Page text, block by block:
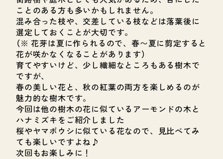
ことのある方も多いかもしれません。
混み合った枝や、交差している枝などは落葉後に
選定しておくことが大切です。
（※ 花芽は夏に作られるので、春〜夏に剪定すると
花が咲かなくなることがあります）
育てやすいけど、少し繊細なところもある樹木で
ですが、
春の美しい花と、秋の紅葉の両方を楽しめるのが
魅力的な樹木です。
今回は他の樹木の花に似ているアーモンドの木と
ハナミズキをご紹介しました
桜やヤマボウシに似ている花なので、見比べてみ
ても楽しいですよね♪
次回もお楽しみに！